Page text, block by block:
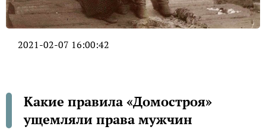
2021-02-07 16:00:42
Какие правила «Домостроя»
ущемляли права мужчин